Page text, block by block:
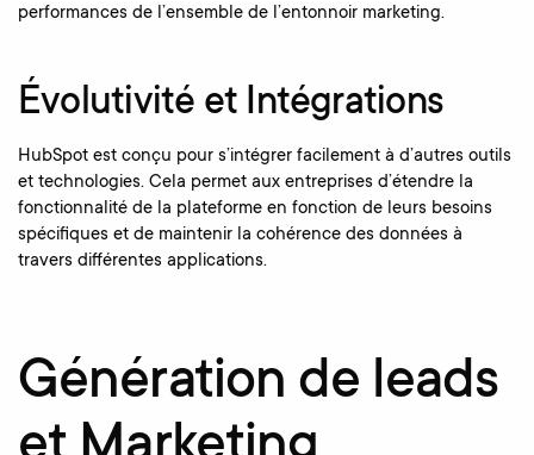
performances de l’ensemble de l’entonnoir marketing.
Évolutivité et Intégrations
HubSpot est conçu pour s’intégrer facilement à d’autres outils
et technologies. Cela permet aux entreprises d’étendre la
fonctionnalité de la plateforme en fonction de leurs besoins
spécifiques et de maintenir la cohérence des données à
travers différentes applications.
Génération de leads